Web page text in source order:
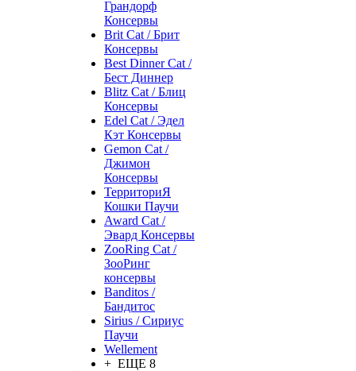
Грандорф
Консервы
Brit Cat / Брит
Консервы
Best Dinner Cat /
Бест Диннер
Blitz Cat / Блиц
Консервы
Edel Cat / Эдел
Кэт Консервы
Gemon Cat /
Джимон
Консервы
ТерриториЯ
Кошки Паучи
Award Cat /
Эвард Консервы
ZooRing Cat /
ЗооРинг
консервы
Banditos /
Бандитос
Sirius / Сириус
Паучи
Wellement
+ ЕЩЕ 8